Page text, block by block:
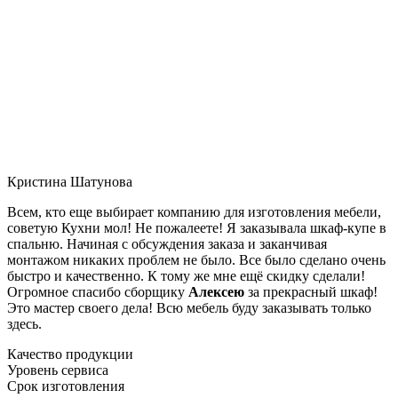
Кристина Шатунова
Всем, кто еще выбирает компанию для изготовления мебели,
советую Кухни мол! Не пожалеете! Я заказывала шкаф-купе в
спальню. Начиная с обсуждения заказа и заканчивая
монтажом никаких проблем не было. Все было сделано очень
быстро и качественно. К тому же мне ещё скидку сделали!
Огромное спасибо сборщику Алексею за прекрасный шкаф!
Это мастер своего дела! Всю мебель буду заказывать только
здесь.
Качество продукции
Уровень сервиса
Срок изготовления